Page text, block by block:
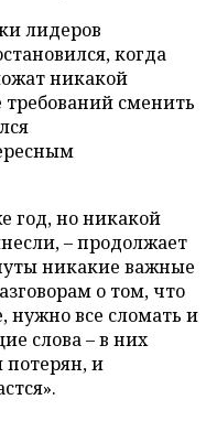
лидеров
когда
никакой
сменить
год, но никакой
– продолжает
никакие важные
о том, что
нужно все сломать и
слова – в них
потерян, и